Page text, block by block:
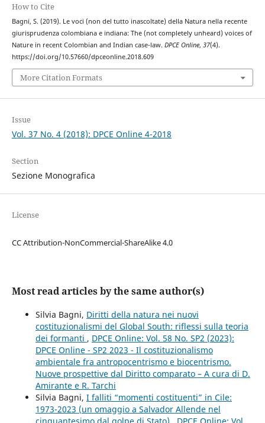
How to Cite
Bagni, S. (2019). Le voci (non del tutto inascoltate) della Natura nella recente
giurisprudenza colombiana e indiana: The (not completely unheard) voices of
Nature in recent Colombian and Indian case-law. DPCE Online, 37(4).
https://doi.org/10.57660/dpceonline.2018.609
More Citation Formats
Issue
Vol. 37 No. 4 (2018): DPCE Online 4-2018
Section
Sezione Monografica
License
CC Attribution-NonCommercial-ShareAlike 4.0
Most read articles by the same author(s)
Silvia Bagni, Diritti della natura nei nuovi
costituzionalismi del Global South: riflessi sulla teoria
dei formanti , DPCE Online: Vol. 58 No. SP2 (2023):
DPCE Online - SP2 2023 - Il costituzionalismo
ambientale fra antropocentrismo e biocentrismo.
Nuove prospettive dal Diritto comparato – A cura di D.
Amirante e R. Tarchi
Silvia Bagni, I falliti “momenti costituenti” in Cile:
1973-2023 (un omaggio a Salvador Allende nel